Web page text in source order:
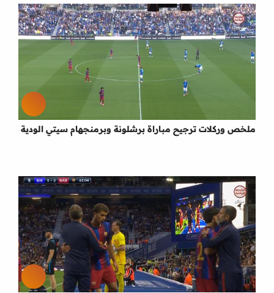
ملخص وركلات ترجيح مباراة برشلونة وبرمنجهام سيتي الودية